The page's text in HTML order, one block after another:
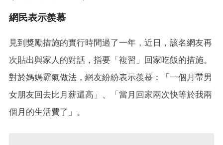
網民表示羨慕
見到獎勵措施的實行時間過了一年，近日，該名網友再
次貼出與家人的對話，指要「複習」回家吃飯的措施。
對於媽媽霸氣做法，網友紛紛表示羨慕：「一個月帶男
女朋友回去比月薪還高」、「當月回家兩次快等於我兩
個月的生活費了」。